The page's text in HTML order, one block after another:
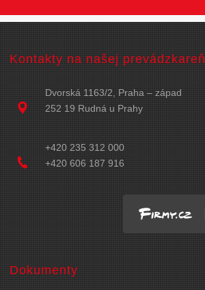
Kontakty na našej prevádzkareň
Dvorská 1163/2, Praha – západ
252 19 Rudná u Prahy
+420 235 312 000
+420 606 187 916
Dokumenty